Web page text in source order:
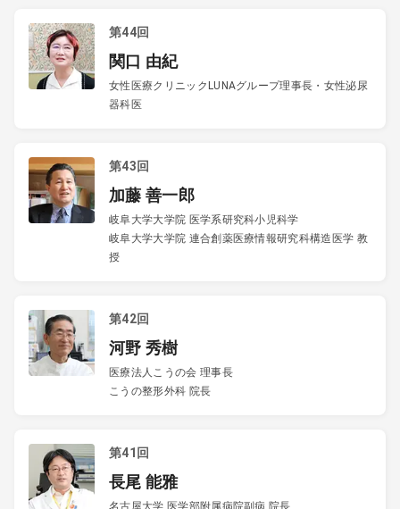
第44回
関口 由紀
女性医療クリニックLUNAグループ理事長・女性泌尿
器科医
第43回
加藤 善一郎
岐阜大学大学院 医学系研究科小児科学
岐阜大学大学院 連合創薬医療情報研究科構造医学 教
授
第42回
河野 秀樹
医療法人こうの会 理事長
こうの整形外科 院長
第41回
長尾 能雅
名古屋大学 医学部附属病院副病 院長